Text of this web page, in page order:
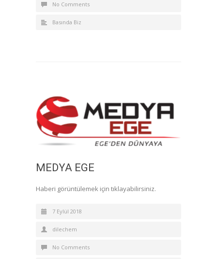
No Comments
Basında Biz
MEDYA EGE
Haberi görüntülemek için tıklayabilirsiniz.
7 Eylül 2018
dilechem
No Comments